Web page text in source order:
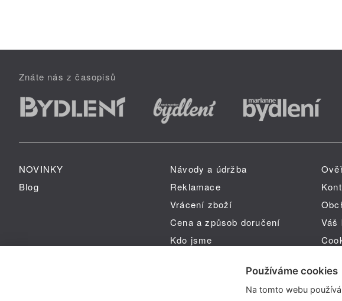
Znáte nás z časopisů
NOVINKY
Blog
Návody a údržba
Reklamace
Vrácení zboží
Cena a způsob doručení
Kdo jsme
Váš
Používáme cookies
Na tomto webu